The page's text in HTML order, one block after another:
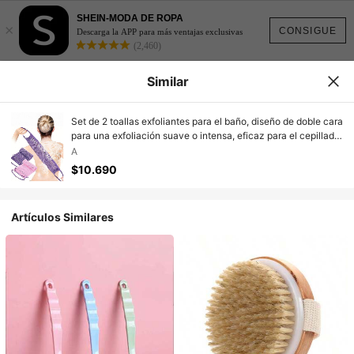
CONSIGUE
×
SHEIN-MODA DE ROPA
Descarga la APP para más ventajas exclusivas
(2,460)
Similar
Set de 2 toallas exfoliantes para el baño, diseño de doble cara
para una exfoliación suave o intensa, eficaz para el cepillado
corporal, material de malla de calidad, diseño de amarre
conveniente, incluye esponja y toalla, deja la piel suave, apto
para uso diario
A
$10.690
Artículos Similares